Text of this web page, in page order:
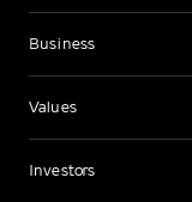
Business
Values
Investors